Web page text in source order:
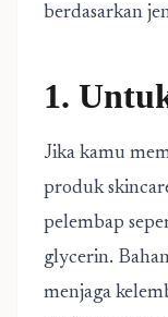
berdasarkan
1.
Jika kamu
produk
pelembap
glycerin.
menjaga